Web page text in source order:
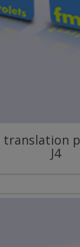
translation
J4